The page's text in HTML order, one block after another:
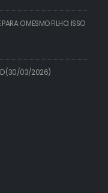
O MESMO FILHO: ISSO
(30/03/2026)